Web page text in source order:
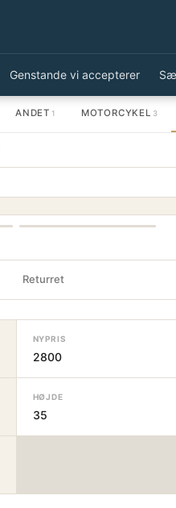
Genstande vi accepterer
ANDET 1 MOTORCYKEL 3
Returret
NYPRIS
2800
HØJDE
35